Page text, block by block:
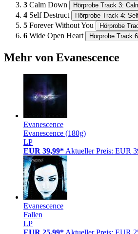
3 Calm Down Hörprobe Track 3:
4 Self Destruct Hörprobe Track 4:
5 Forever Without You Hörprobe
6 Wide Open Heart Hörprobe Track
Mehr von Evanescence
Evanescence
Evanescence (180g)
LP
EUR 39,99* Aktueller Preis: EUR
Evanescence
Fallen
LP
EUR 25,99* Aktueller Preis: EUR